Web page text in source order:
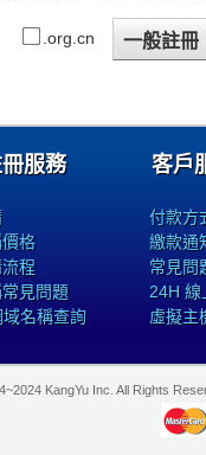
.org.cn
服務
格
程
見問題
名稱查詢
客戶
付款方
繳款通
常見問
24H 線
虛擬主
KangYu Inc. All Rights